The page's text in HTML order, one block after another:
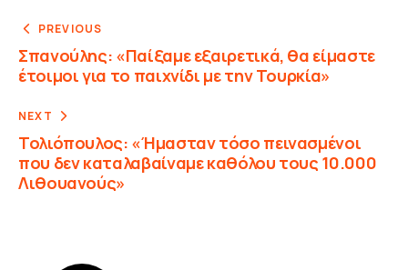
PREVIOUS
Σπανούλης: «Παίξαμε εξαιρετικά, θα είμαστε
έτοιμοι για το παιχνίδι με την Τουρκία»
NEXT
Τολιόπουλος: «Ήμασταν τόσο πεινασμένοι
που δεν καταλαβαίναμε καθόλου τους 10.000
Λιθουανούς»